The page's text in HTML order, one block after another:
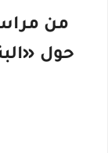
من
حول